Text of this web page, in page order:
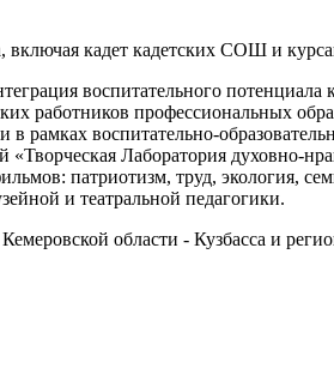
включая кадет кадетских СОШ и
воспитательного потенциала
работников профессиональных
рамках воспитательно-
Лаборатория духовно-
патриотизм, труд, экология,
и театральной педагогики.
области ­- Кузбасса и